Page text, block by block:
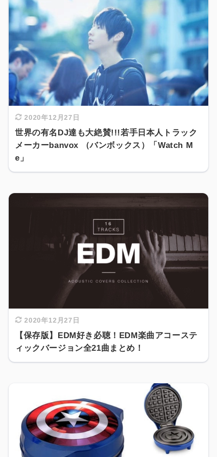
2020年12月27日
世界の有名DJ達も大絶賛!!!若手日本人トラック
メーカーbanvox （バンボックス）「Watch M
e」
2020年12月27日
【保存版】EDM好き必聴！EDM楽曲アコーステ
ィックバージョン全21曲まとめ！